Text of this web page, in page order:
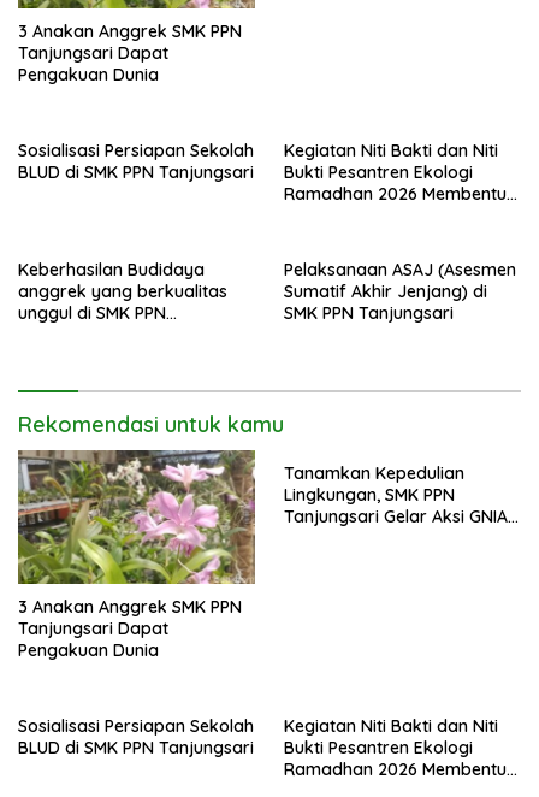
3 Anakan Anggrek SMK PPN
Tanjungsari Dapat
Pengakuan Dunia
Sosialisasi Persiapan Sekolah
BLUD di SMK PPN Tanjungsari
Kegiatan Niti Bakti dan Niti
Bukti Pesantren Ekologi
Ramadhan 2026 Membentuk
SMK PPN Tanjungsari
Keberhasilan Budidaya
anggrek yang berkualitas
unggul di SMK PPN
Pelaksanaan ASAJ (Asesmen
Sumatif Akhir Jenjang) di
SMK PPN Tanjungsari
Rekomendasi untuk kamu
3 Anakan Anggrek SMK PPN
Tanjungsari Dapat
Pengakuan Dunia
Tanamkan Kepedulian
Lingkungan, SMK PPN
Tanjungsari Gelar Aksi GNIA
Sosialisasi Persiapan Sekolah
BLUD di SMK PPN Tanjungsari
Kegiatan Niti Bakti dan Niti
Bukti Pesantren Ekologi
Ramadhan 2026 Membentuk